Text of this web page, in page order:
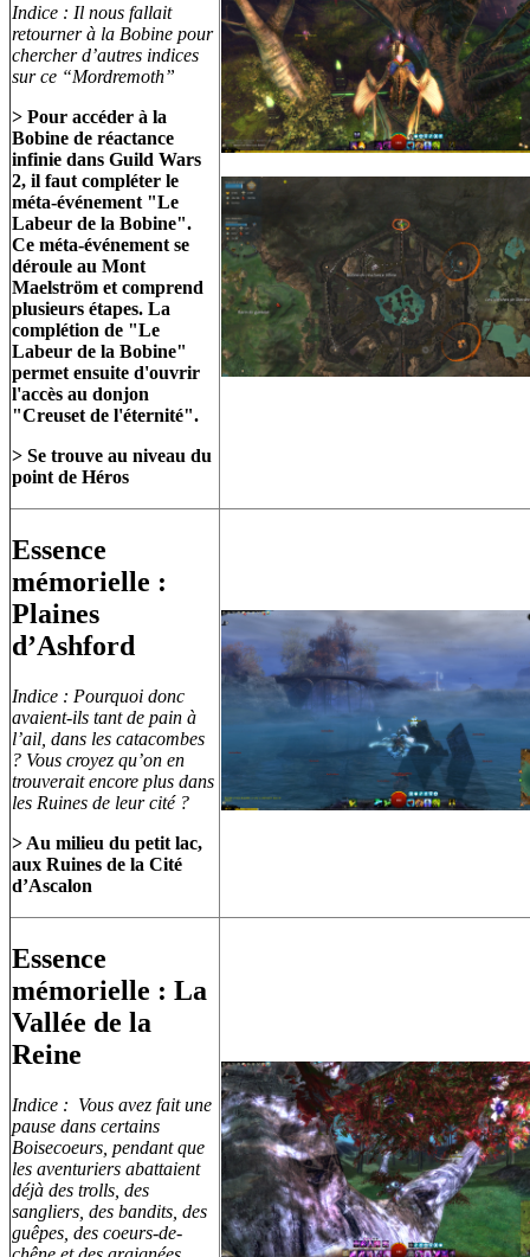
Indice : Il nous fallait
retourner à la Bobine pour
chercher d’autres indices
sur ce “Mordremoth”
> Pour accéder à la
Bobine de réactance
infinie dans Guild Wars
2, il faut compléter le
méta-événement "Le
Labeur de la Bobine".
Ce méta-événement se
déroule au Mont
Maelström et comprend
plusieurs étapes. La
complétion de "Le
Labeur de la Bobine"
permet ensuite d'ouvrir
l'accès au donjon
"Creuset de l'éternité".
> Se trouve au niveau du
point de Héros
Essence
mémorielle :
Plaines
d’Ashford
Indice : Pourquoi donc
avaient-ils tant de pain à
l’ail, dans les catacombes
? Vous croyez qu’on en
trouverait encore plus dans
les Ruines de leur cité ?
> Au milieu du petit lac,
aux Ruines de la Cité
d’Ascalon
Essence
mémorielle : La
Vallée de la
Reine
Indice : Vous avez fait une
pause dans certains
Boisecoeurs, pendant que
les aventuriers abattaient
déjà des trolls, des
sangliers, des bandits, des
guêpes, des coeurs-de-